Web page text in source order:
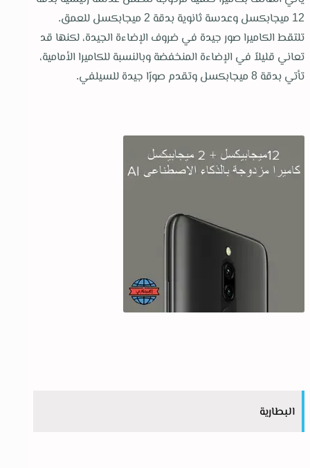
12 ميجابكسل وعدسة ثانوية بدقة 2 ميجابكسل للعمق.
تلتقط الكاميرا صور جيدة في ضروف الإضاءة الجيدة، لكنها قد
تعاني قليلاً في الإضاءة المنخفضة وبالنسبة للكاميرا الأمامية،
تأتي بدقة 8 ميجابكسل وتقدم صورًا جيدة للسيلفي.
البطارية